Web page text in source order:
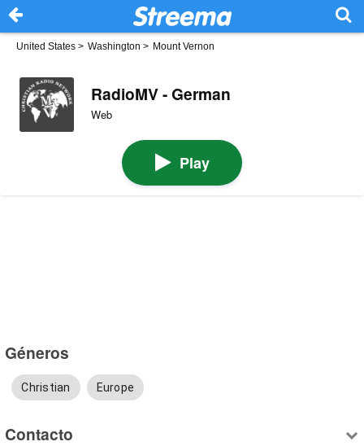
United States > Washington > Mount Vernon
RadioMV - German
Web
Play
Géneros
Christian Europe
Contacto